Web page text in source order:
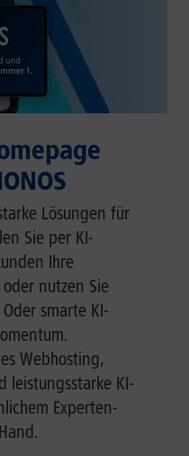
Lösungen für
Sie per KI-
Ihre
nutzen Sie
smarte KI-
Webhosting,
leistungsstarke KI-
Experten-